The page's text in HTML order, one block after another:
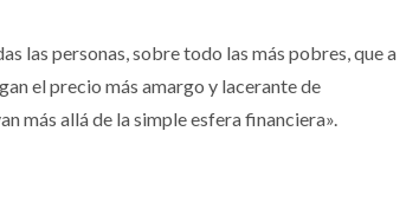
las personas, sobre todo las más pobres, que a
el precio más amargo y lacerante de
más allá de la simple esfera financiera».